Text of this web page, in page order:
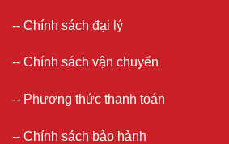
-- Chính sách đại lý
-- Chính sách vận chuyển
-- Phương thức thanh toán
-- Chính sách bảo hành